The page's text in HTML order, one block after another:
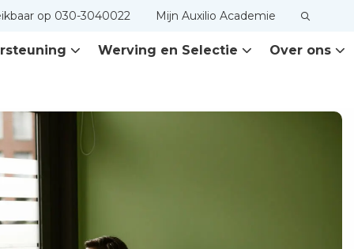
op 030-3040022 Mijn Auxilio Academie
Werving en Selectie Over ons